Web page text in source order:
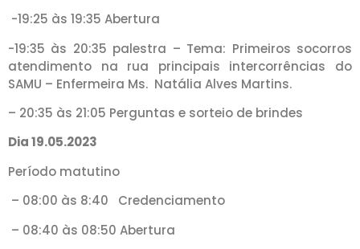
-19:25 às 19:35 Abertura
-19:35 às 20:35 palestra – Tema: Primeiros socorros
atendimento na rua principais intercorrências do
SAMU – Enfermeira Ms. Natália Alves Martins.
– 20:35 às 21:05 Perguntas e sorteio de brindes
Dia 19.05.2023
Período matutino
– 08:00 às 8:40 Credenciamento
– 08:40 às 08:50 Abertura